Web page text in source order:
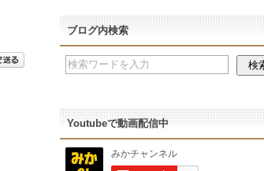
ブログ内検索
Youtubeで動画配信中